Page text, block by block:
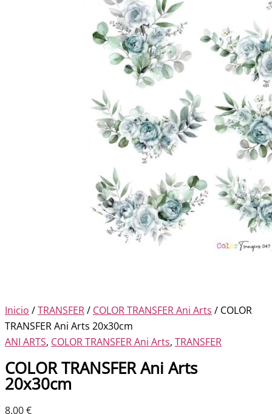
Inicio /TRANSFER/ COLOR TRANSFER Ani Arts / COLOR
TRANSFER Ani Arts 20x30cm
ANI ARTS, COLOR TRANSFER Ani Arts, TRANSFER
COLOR TRANSFER Ani Arts
20x30cm
8.00€